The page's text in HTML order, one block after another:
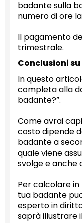
badante sulla
numero di ore
Il pagamento
trimestrale.
Conclusioni
In questo
completa alla
badante?”.
Come avrai
costo dipende
badante a
quale viene
svolge e anche
Per calcolare
tua badante
esperto in
saprà illustrare